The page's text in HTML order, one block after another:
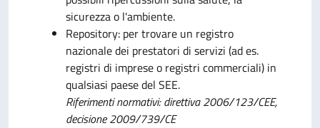
sicurezza o l'ambiente.
Repository: per trovare un registro
nazionale dei prestatori di servizi (ad es.
registri di imprese o registri commerciali) in
qualsiasi paese del SEE.
Riferimenti normativi: direttiva 2006/123/CEE,
decisione 2009/739/CE